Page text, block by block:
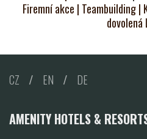
Firemní akce | Teambuilding |
dovolená
CZ / EN / DE
AMENITY HOTELS &